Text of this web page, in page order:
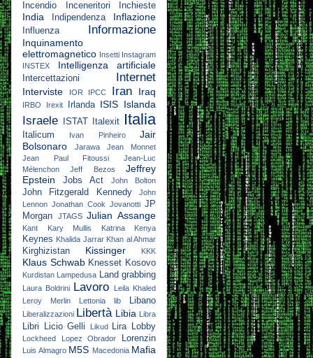
Incendio Inceneritori Inchieste
India Indipendenza Inflazione
Influenza Informazione
Inquinamento
elettromagnetico Insetti Instagram
INSTEX
Intelligenza artificiale
Intercettazioni Internet
Interviste IOR IPCC Iran Iraq
IRBO Irexit Irlanda ISIS Islanda
Israele ISTAT Italexit Italia
Italicum Ivan Pinheiro
Jair
Bolsonaro
Jarawa
Jean Monnet
Jean Paul Fitoussi
Jean-Luc
Mélenchon
Jeff Bezos
Jeffrey
Epstein
Jobs Act John Bolton
John Fitzgerald Kennedy
John
Lennon Jonathan Cook Jovanotti JP
Morgan
JTAGS Julian Assange
Kant Kary Mullis Katrina Kenya
Keynes Khalida Jarrar Khan al Ahmar
Kirghizistan Kissinger KKK
Klaus Schwab Knesset Kosovo
Kurdistan Lampedusa Land grabbing
Laura Boldrini Lavoro
Leila Khaled
Leroy Merlin
Lettonia lib Libano
Liberalizzazioni Libertà Libia Libra
Libri Licio Gelli Likud Lira Lobby
Lockheed Lopez Obrador Lorenzin
Luis Almagro M5S Macedonia Mafia